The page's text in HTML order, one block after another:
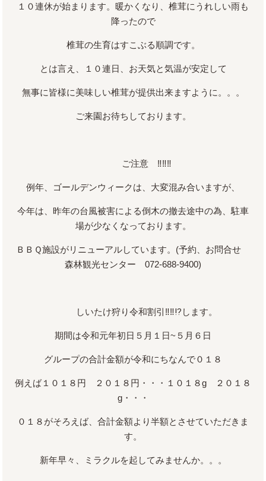
１０連休が始まります。暖かくなり、椎茸にうれしい雨も
降ったので
椎茸の生育はすこぶる順調です。
とは言え、１０連日、お天気と気温が安定して
無事に皆様に美味しい椎茸が提供出来ますように。。。
ご来園お待ちしております。
ご注意 ‼‼‼
例年、ゴールデンウィークは、大変混み合いますが、
今年は、昨年の台風被害による倒木の撤去途中の為、駐車
場が少なくなっております。
ＢＢＱ施設がリニューアルしています。(予約、お問合せ
森林観光センター 072-688-9400)
しいたけ狩り令和割引‼‼⁉します。
期間は令和元年初日５月１日~５月６日
グループの合計金額が令和にちなんで０１８
例えば１０１８円 ２０１８円・・・１０１８g ２０１８
g・・・
０１８がそろえば、合計金額より半額とさせていただきま
す。
新年早々、ミラクルを起してみませんか。。。